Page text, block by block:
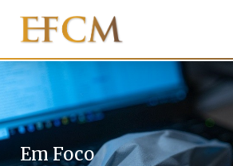
Em Foco